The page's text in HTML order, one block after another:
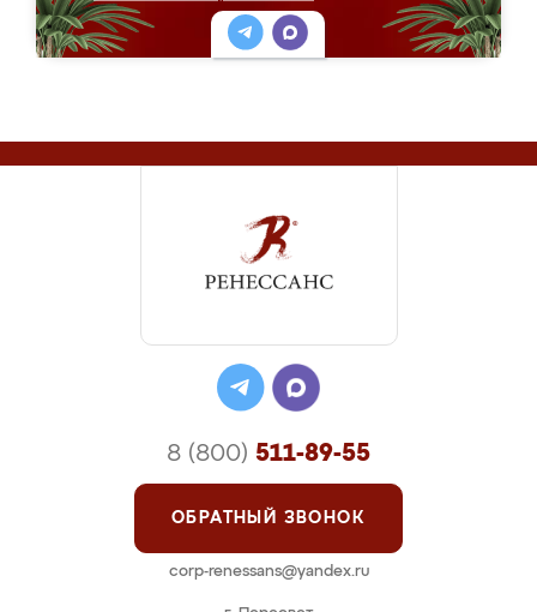
8 (800) 511-89-55
ОБРАТНЫЙ ЗВОНОК
corp-renessans@yandex.ru